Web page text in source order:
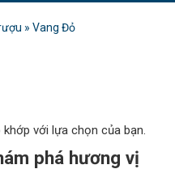
» Vang Đỏ
với lựa chọn của bạn.
phá hương vị